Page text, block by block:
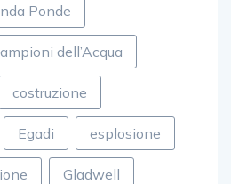
Ponde
dell’Acqua
costruzione
Egadi esplosione
Gladwell